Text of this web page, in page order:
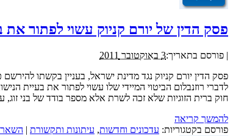
פסק הדין של יורם קניוק עשוי לפתור
| פורסם בתאריך:3 באוקטובר 2011
פסק הדין יורם קניוק נגד מדינת ישראל, בעניין בקשתו
לדברי רוזנבלום הביטוי המיידי שלו עשוי לפתור את בעיית
חוק ברית הזוגיות שלא זכה לשרת אלא מספר בודד של בני
להמשך קריאה
פורסם בקטגוריות: עדכונים וחדשות, עיתונות ותקשורת | השאר